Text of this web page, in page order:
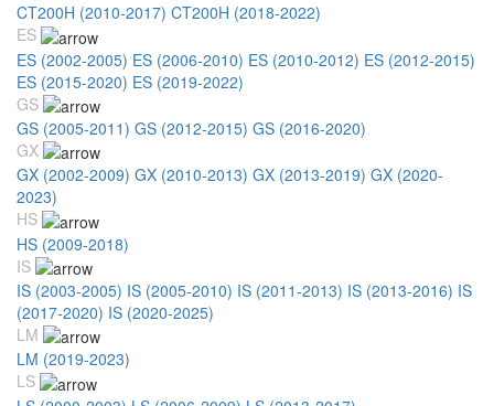
CT200H (2010-2017) CT200H (2018-2022)
ES
ES (2002-2005) ES (2006-2010) ES (2010-2012) ES (2012-2015)
ES (2015-2020) ES (2019-2022)
GS
GS (2005-2011) GS (2012-2015) GS (2016-2020)
GX
GX (2002-2009) GX (2010-2013) GX (2013-2019) GX (2020-
2023)
HS
HS (2009-2018)
IS
IS (2003-2005) IS (2005-2010) IS (2011-2013) IS (2013-2016) IS
(2017-2020) IS (2020-2025)
LM
LM (2019-2023)
LS